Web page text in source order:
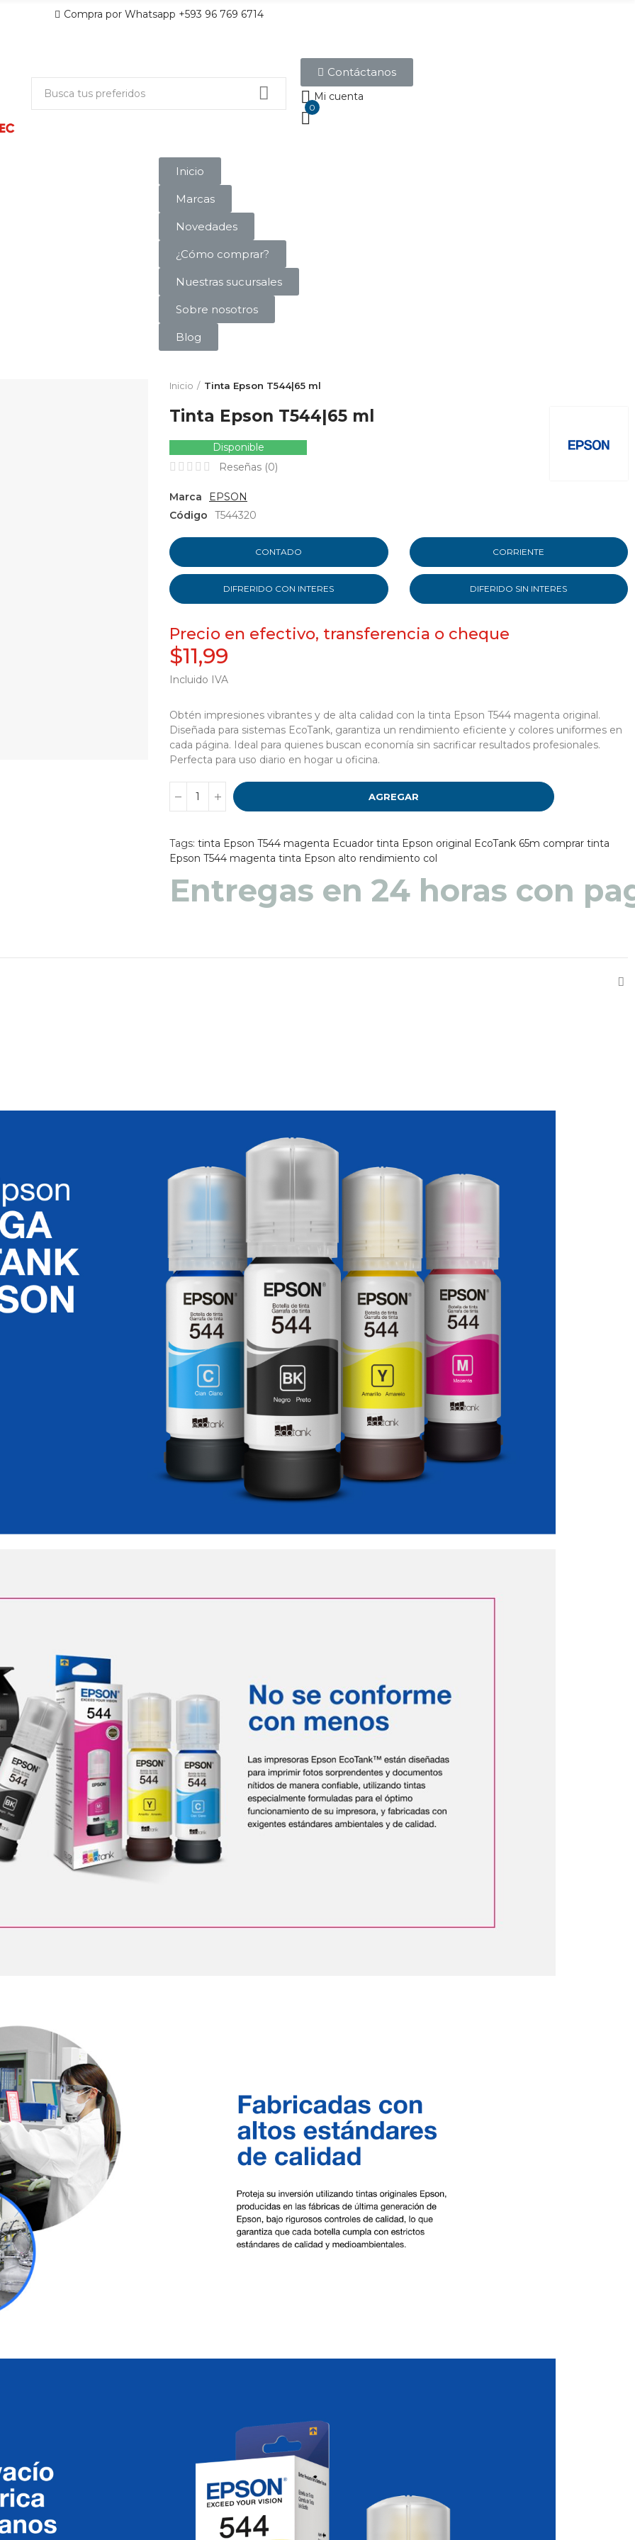
Compra por Whatsapp +593 96 769 6714
Contáctanos
Mi cuenta
0
Inicio
Marcas
Novedades
¿Cómo comprar?
Nuestras sucursales
Sobre nosotros
Blog
Inicio Tinta Epson T544|65 ml
Tinta Epson T544|65 ml
Disponible
Reseñas (0)
Marca
EPSON
Código
T544320
CONTADO CORRIENTE
DIFRERIDO CON INTERES DIFERIDO SIN INTERES
Precio en efectivo, transferencia o cheque
$11,99
Incluido IVA
Obtén impresiones vibrantes y de alta calidad con la tinta Epson T544 magenta original.
Diseñada para sistemas EcoTank, garantiza un rendimiento eficiente y colores uniformes en
cada página. Ideal para quienes buscan economía sin sacrificar resultados profesionales.
Perfecta para uso diario en hogar u oficina.
AGREGAR
Tags: tinta Epson T544 magenta Ecuador tinta Epson original EcoTank 65m comprar tinta
Epson T544 magenta tinta Epson alto rendimiento col
Entregas en 48 a 72 horas